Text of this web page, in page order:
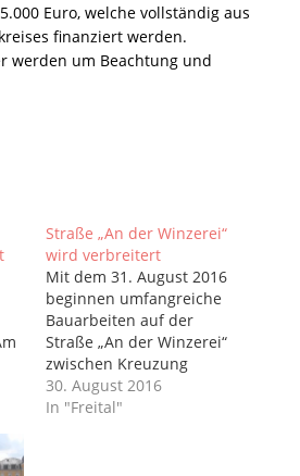
Euro, welche vollständig aus
finanziert werden.
werden um Beachtung und
Straße „An der Winzerei“
wird verbreitert
Mit dem 31. August 2016
beginnen umfangreiche
Bauarbeiten auf der
Straße „An der Winzerei“
zwischen Kreuzung
Kohlsdorfer Straße und
Freital-Pesterwitz.
30. August 2016
In "Freital"